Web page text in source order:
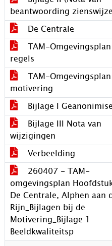
beantwoording
De Centrale
TAM-
regels
TAM-
motivering
Bijlage I
Bijlage III Nota van
wijzigingen
Verbeelding
260407 - TAM-
omgevingsplan
De Centrale, Alphen aan
Rijn_Bijlagen bij de
Motivering_Bijlage 1
Beeldkwaliteitsp